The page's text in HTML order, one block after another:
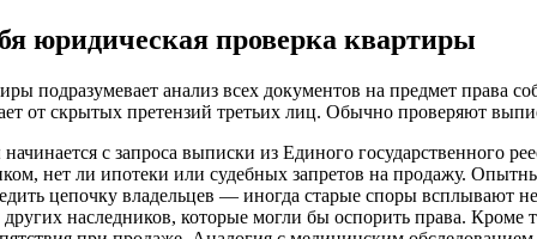
юридическая проверка квартиры
подразумевает анализ всех документов на предмет права
от скрытых претензий третьих лиц. Обычно проверяют
с запроса выписки из Единого государственного
нет ли ипотеки или судебных запретов на продажу.
цепочку владельцев — иногда старые споры всплывают
других наследников, которые могли бы оспорить права.